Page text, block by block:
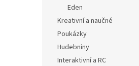
Eden
Kreativní a naučné
Poukázky
Hudebniny
Interaktivní a RC